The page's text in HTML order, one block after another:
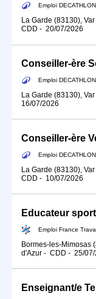
Emploi DECATHLON
La Garde (83130),
CDD - 20/07/2026
Emploi DECATHLON
La Garde (83130),
16/07/2026
Conseiller-ère
Emploi DECATHLON
La Garde (83130),
CDD - 10/07/2026
Emploi France
Bormes-les-Mimosas
d'Azur - CDD - 25/
Enseignant/e